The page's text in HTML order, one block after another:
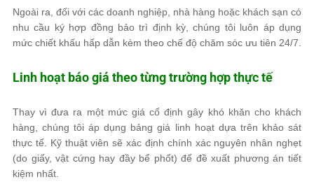
Ngoài ra, đối với các doanh nghiệp, nhà hàng hoặc khách sạn có
nhu cầu ký hợp đồng bảo trì định kỳ, chúng tôi luôn áp dụng
mức chiết khấu hấp dẫn kèm theo chế độ chăm sóc ưu tiên 24/7.
Linh hoạt báo giá theo từng trường hợp thực tế
Thay vì đưa ra một mức giá cố định gây khó khăn cho khách
hàng, chúng tôi áp dụng bảng giá linh hoạt dựa trên khảo sát
thực tế. Kỹ thuật viên sẽ xác định chính xác nguyên nhân nghẹt
(do giấy, vật cứng hay đầy bể phốt) để đề xuất phương án tiết
kiệm nhất.